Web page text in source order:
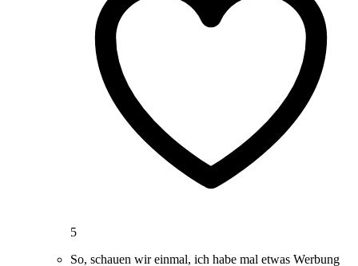
5
So, schauen wir einmal, ich habe mal etwas Werbung